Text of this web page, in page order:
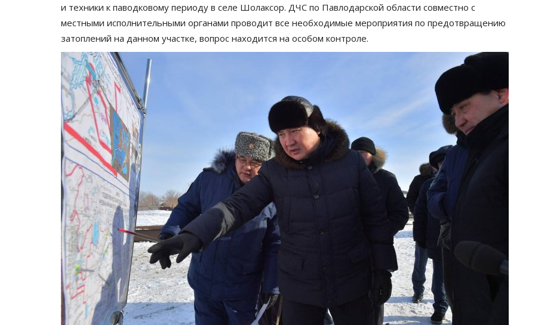
и техники к паводковому периоду в селе Шолаксор. ДЧС по Павлодарской области совместно с
местными исполнительными органами проводит все необходимые мероприятия по предотвращению
затоплений на данном участке, вопрос находится на особом контроле.